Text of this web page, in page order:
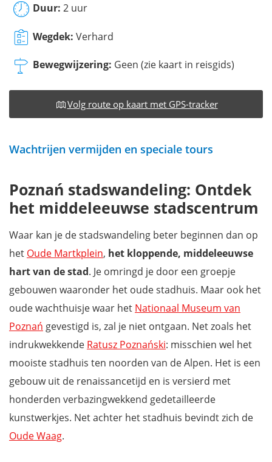
Duur: 2 uur
Wegdek: Verhard
Bewegwijzering: Geen (zie kaart in reisgids)
Volg route op kaart met GPS-tracker
Wachtrijen vermijden en speciale tours
Poznań stadswandeling: Ontdek
het middeleeuwse stadscentrum
Waar kan je de stadswandeling beter beginnen dan op
het Oude Martkplein, het kloppende, middeleeuwse
hart van de stad. Je omringd je door een groepje
gebouwen waaronder het oude stadhuis. Maar ook het
oude wachthuisje waar het Nationaal Museum van
Poznań gevestigd is, zal je niet ontgaan. Net zoals het
indrukwekkende Ratusz Poznański: misschien wel het
mooiste stadhuis ten noorden van de Alpen. Het is een
gebouw uit de renaissancetijd en is versierd met
honderden verbazingwekkend gedetailleerde
kunstwerkjes. Net achter het stadhuis bevindt zich de
Oude Waag.